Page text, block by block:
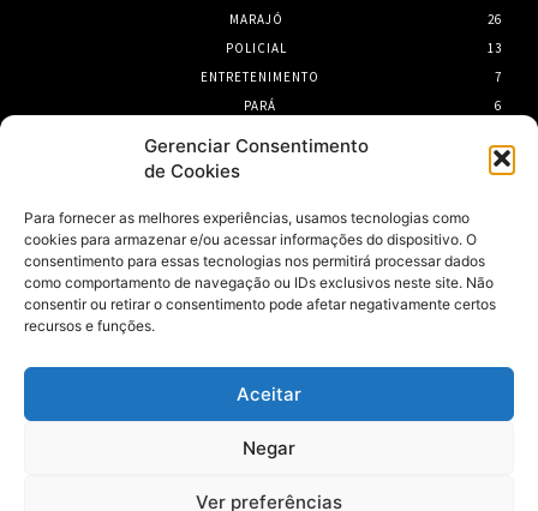
Gerenciar Consentimento
de Cookies
Para fornecer as melhores experiências, usamos tecnologias como
cookies para armazenar e/ou acessar informações do dispositivo. O
consentimento para essas tecnologias nos permitirá processar dados
como comportamento de navegação ou IDs exclusivos neste site. Não
consentir ou retirar o consentimento pode afetar negativamente certos
recursos e funções.
Aceitar
Negar
Ver preferências
MARAJÓ
26
POLICIAL
13
ENTRETENIMENTO
7
PARÁ
6
- Publicidade -